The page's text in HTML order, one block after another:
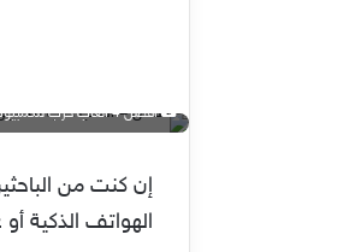
أفضل 4 ألعاب حرب للكمبيوتر اون لاين 2021
إن كنت من
الهواتف الذكية